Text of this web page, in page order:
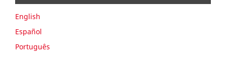
English
Español
Português